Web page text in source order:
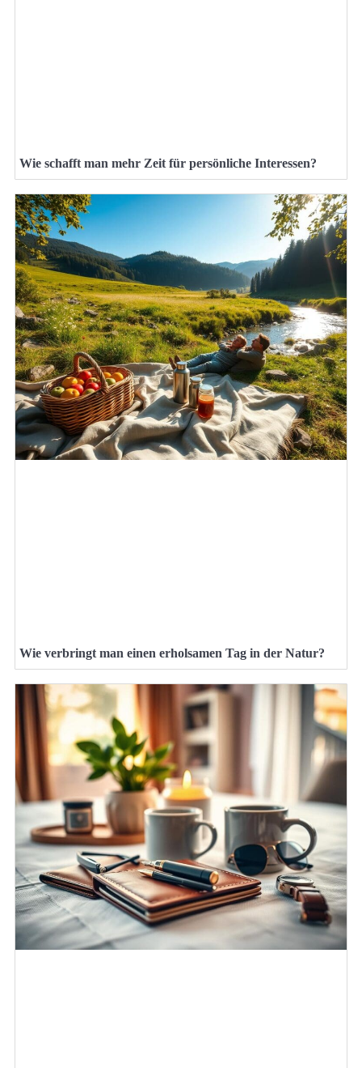
Wie schafft man mehr Zeit für persönliche Interessen?
Wie verbringt man einen erholsamen Tag in der Natur?